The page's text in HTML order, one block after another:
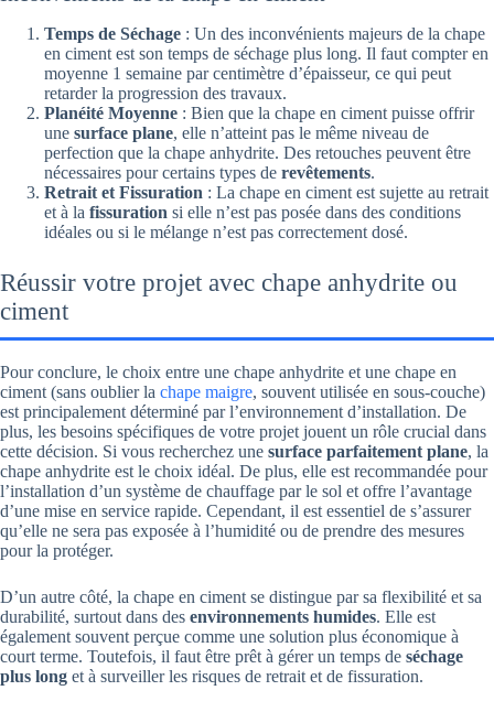
Temps de Séchage : Un des inconvénients majeurs de la chape
en ciment est son temps de séchage plus long. Il faut compter en
moyenne 1 semaine par centimètre d’épaisseur, ce qui peut
retarder la progression des travaux.
Planéité Moyenne : Bien que la chape en ciment puisse offrir
une surface plane, elle n’atteint pas le même niveau de
perfection que la chape anhydrite. Des retouches peuvent être
nécessaires pour certains types de revêtements.
Retrait et Fissuration : La chape en ciment est sujette au retrait
et à la fissuration si elle n’est pas posée dans des conditions
idéales ou si le mélange n’est pas correctement dosé.
Réussir votre projet avec chape anhydrite ou
ciment
Pour conclure, le choix entre une chape anhydrite et une chape en
ciment (sans oublier la chape maigre, souvent utilisée en sous-couche)
est principalement déterminé par l’environnement d’installation. De
plus, les besoins spécifiques de votre projet jouent un rôle crucial dans
cette décision. Si vous recherchez une surface parfaitement plane, la
chape anhydrite est le choix idéal. De plus, elle est recommandée pour
l’installation d’un système de chauffage par le sol et offre l’avantage
d’une mise en service rapide. Cependant, il est essentiel de s’assurer
qu’elle ne sera pas exposée à l’humidité ou de prendre des mesures
pour la protéger.
D’un autre côté, la chape en ciment se distingue par sa flexibilité et sa
durabilité, surtout dans des environnements humides. Elle est
également souvent perçue comme une solution plus économique à
court terme. Toutefois, il faut être prêt à gérer un temps de séchage
plus long et à surveiller les risques de retrait et de fissuration.